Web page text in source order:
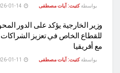
بواسطة كتبت: آيات مصطفى
وزير الخارجية يؤكد على الدور
للقطاع الخاص في تعزيز الشراكات
مع أفريقيا
بواسطة كتبت: آيات مصطفى